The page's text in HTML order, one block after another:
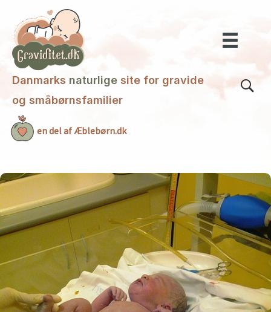
indholdet
Danmarks naturlige site for gravide
og småbørnsfamilier
en del af Æblebørn.dk